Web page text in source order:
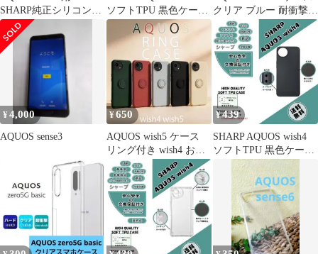
SHARP純正シリコンケ
ース ＜ トレンチベー
ジュ＞
ソフトTPU 黒色ケース
a
クリア ブルー 耐衝撃
TPU 新品未使用
¥4,000
AQUOS sense3
¥650
AQUOS wish5 ケース
リング付き wish4 おし
ゃれ SH52F
¥439
SHARP AQUOS wish4
ソフトTPU 黒色ケース